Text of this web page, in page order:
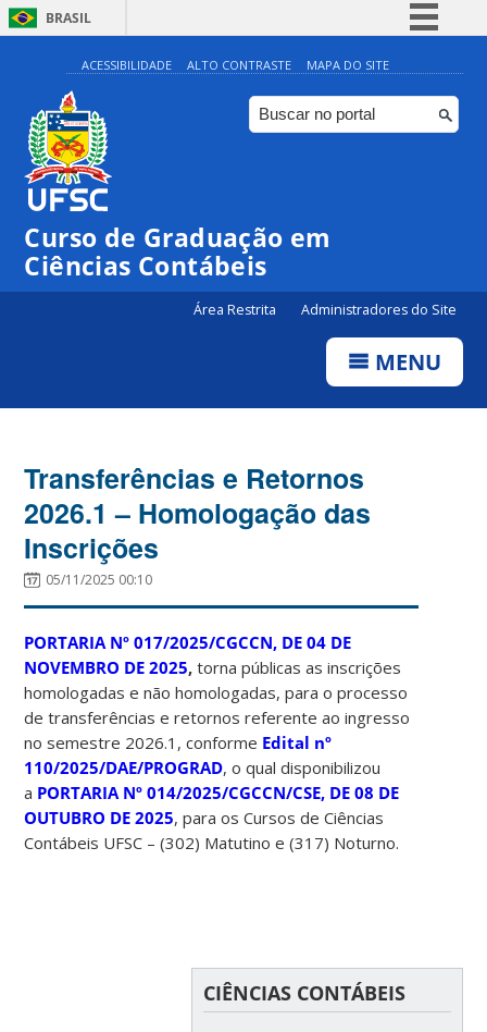
BRASIL
Simplifique!
Comunica BR
Participe
Canais
ACESSIBILIDADE ALTO CONTRASTE MAPA DO SITE
Curso de Graduação em
Ciências Contábeis
Área Restrita Administradores do Site
MENU
Transferências e Retornos
2026.1 – Homologação das
Inscrições
05/11/2025 00:10
PORTARIA Nº 017/2025/CGCCN, DE 04 DE
NOVEMBRO DE 2025,torna públicas as inscrições
homologadas e não homologadas, para o processo
de transferências e retornos referente ao ingresso
no semestre 2026.1, conforme Edital nº
110/2025/DAE/PROGRAD, o qual disponibilizou
a PORTARIA Nº 014/2025/CGCCN/CSE, DE 08 DE
OUTUBRO DE 2025, para os Cursos de Ciências
Contábeis UFSC – (302) Matutino e (317) Noturno.
CIÊNCIAS CONTÁBEIS